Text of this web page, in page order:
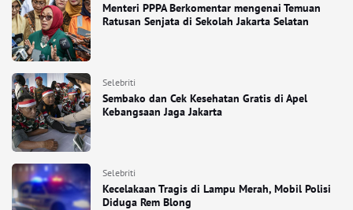
Menteri PPPA Berkomentar mengenai Temuan
Ratusan Senjata di Sekolah Jakarta Selatan
Selebriti
Sembako dan Cek Kesehatan Gratis di Apel
Kebangsaan Jaga Jakarta
Selebriti
Kecelakaan Tragis di Lampu Merah, Mobil Polisi
Diduga Rem Blong